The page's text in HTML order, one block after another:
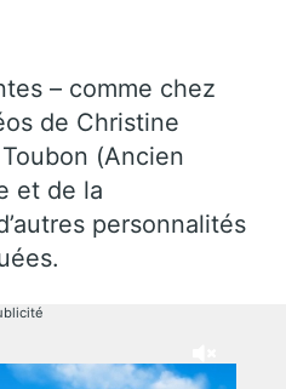
– comme chez
de Christine
(Ancien
et de la
personnalités